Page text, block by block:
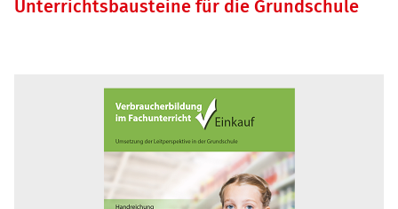
Unterrichtsbausteine für die Grundschule